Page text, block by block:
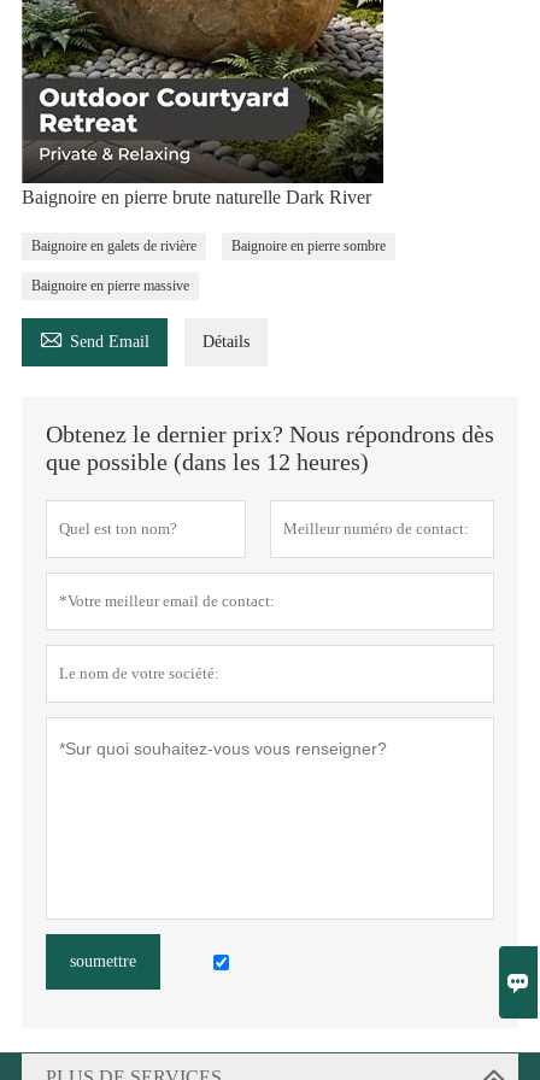

Baignoire en pierre brute naturelle Dark River
Baignoire en galets de rivière Baignoire en pierre sombre
Baignoire en pierre massive
 Send Email Détails
Obtenez le dernier prix? Nous répondrons dès
que possible (dans les 12 heures)
soumettre